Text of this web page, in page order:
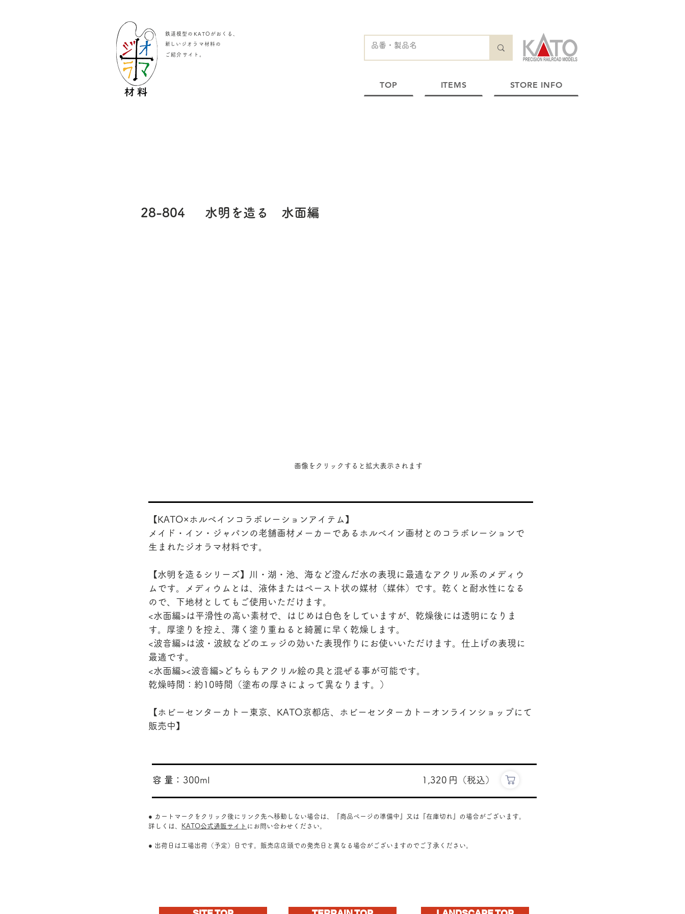
鉄道模型のKATOがおくる、
​新しいジオラマ材料の
ご紹介サイト
TOP ITEMS STORE INFO
28-804 水明を造る 水面編
​画像をクリックすると拡大表示されます
【KATO×ホルベインコラボレーションアイテム】
メイド・イン・ジャパンの老舗画材メーカーであるホルベイン画材とのコラボレーションで
生まれたジオラマ材料です。
【水明を造るシリーズ】川・湖・池、海など澄んだ水の表現に最適なアクリル系のメディウ
ムです。メディウムとは、液体またはペースト状の媒材（媒体）です。乾くと耐水性になる
ので、下地材としてもご使用いただけます。
<水面編>は平滑性の高い素材で、はじめは白色をしていますが、乾燥後には透明になりま
す。厚塗りを控え、薄く塗り重ねると綺麗に早く乾燥します。
<波音編>は波・波紋などのエッジの効いた表現作りにお使いいただけます。仕上げの表現に
最適です。
<水面編><波音編>どちらもアクリル絵の具と混ぜる事が可能です。
乾燥時間：約10時間（塗布の厚さによって異なります。）
【ホビーセンターカトー東京、KATO京都店、ホビーセンターカトーオンラインショップにて
販売中】
300ml
​容 量： 1,320 ​円（税込）
● カートマークをクリック後にリンク先へ移動しない場合は、『商品ページの準備中』又は『在庫切れ』の場合がございます。
詳しくは、
KATO公式通販サイト にお問い合わせください。
● 出荷日は工場出荷（予定）日です。販売店店頭での発売日と異なる場合がございますのでご了承ください。